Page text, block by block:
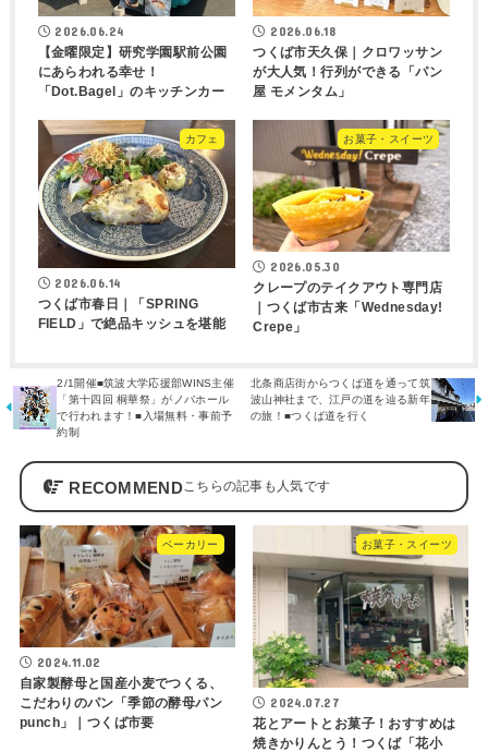
2026.06.24
【金曜限定】研究学園駅前公園
にあらわれる幸せ！
「Dot.Bagel」のキッチンカー
2026.06.18
つくば市天久保｜クロワッサン
が大人気！行列ができる「パン
屋 モメンタム」
カフェ
2026.06.14
つくば市春日｜「SPRING
FIELD」で絶品キッシュを堪能
お菓子・スイーツ
2026.05.30
クレープのテイクアウト専門店
｜つくば市古来「Wednesday!
Crepe」
2/1開催■筑波大学応援部WINS主催
「第十四回 桐華祭」がノバホール
で行われます！■入場無料・事前予
約制
北条商店街からつくば道を通って筑
波山神社まで、江戸の道を辿る新年
の旅！■つくば道を行く
RECOMMEND
ベーカリー
2024.11.02
自家製酵母と国産小麦でつくる、
こだわりのパン「季節の酵母パン
punch」｜つくば市要
お菓子・スイーツ
2024.07.27
花とアートとお菓子！おすすめは
焼きかりんとう！つくば「花小